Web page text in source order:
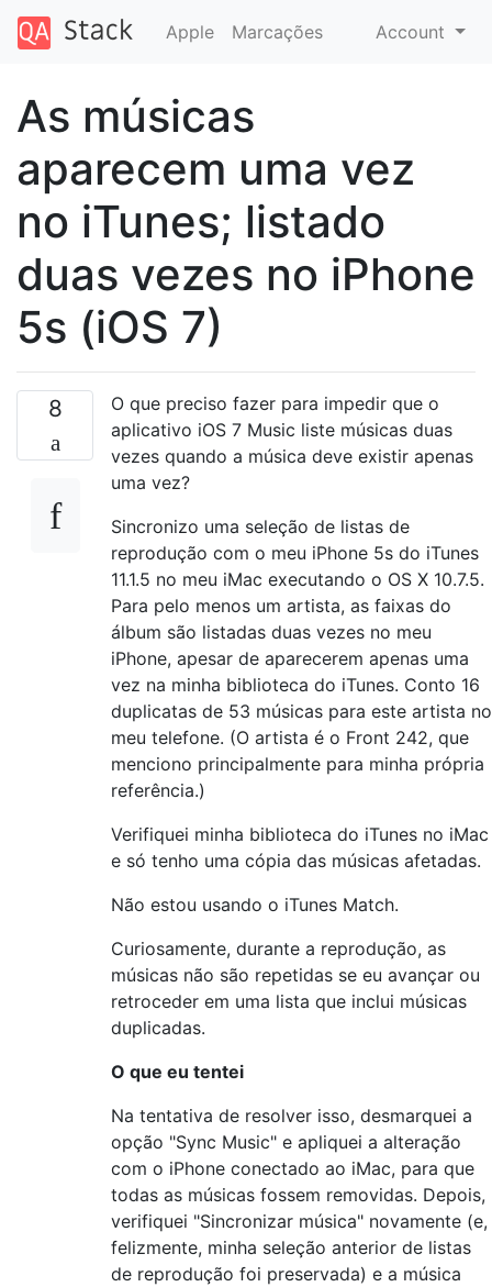
Apple Marcações Account
As músicas
aparecem uma vez
no iTunes; listado
duas vezes no iPhone
5s (iOS 7)
8
O que preciso fazer para impedir que o
aplicativo iOS 7 Music liste músicas duas
vezes quando a música deve existir apenas
uma vez?
Sincronizo uma seleção de listas de
reprodução com o meu iPhone 5s do iTunes
11.1.5 no meu iMac executando o OS X 10.7.5.
Para pelo menos um artista, as faixas do
álbum são listadas duas vezes no meu
iPhone, apesar de aparecerem apenas uma
vez na minha biblioteca do iTunes. Conto 16
duplicatas de 53 músicas para este artista no
meu telefone. (O artista é o Front 242, que
menciono principalmente para minha própria
referência.)
Verifiquei minha biblioteca do iTunes no iMac
e só tenho uma cópia das músicas afetadas.
Não estou usando o iTunes Match.
Curiosamente, durante a reprodução, as
músicas não são repetidas se eu avançar ou
retroceder em uma lista que inclui músicas
duplicadas.
O que eu tentei
Na tentativa de resolver isso, desmarquei a
opção "Sync Music" e apliquei a alteração
com o iPhone conectado ao iMac, para que
todas as músicas fossem removidas. Depois,
verifiquei "Sincronizar música" novamente (e,
felizmente, minha seleção anterior de listas
de reprodução foi preservada) e a música